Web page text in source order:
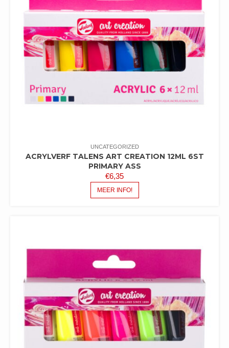
UNCATEGORIZED
ACRYLVERF TALENS ART CREATION 12ML 6ST
PRIMARY ASS
€6,35
MEER INFO!